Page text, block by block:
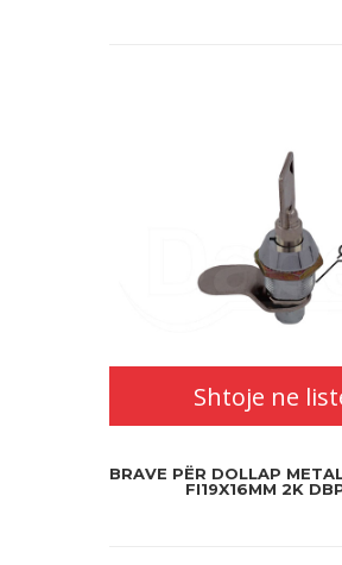
Shtoje ne
BRAVE PËR DOLLAP
FI19X16MM 2K